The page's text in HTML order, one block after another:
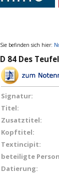
Sie befinden sich hier:
D 84 Des
Signatur:
Titel:
Zusatztitel:
Kopftitel:
Textincipit:
beteiligte
Datierung: